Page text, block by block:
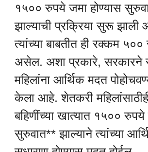
१५०० रुपये जमा होण्यास
झाल्याची प्रक्रिया सुरू झाली
त्यांच्या बाबतीत ही रक्कम
असेल. अशा प्रकारे, सरकारने
महिलांना आर्थिक मदत
केला आहे. शेतकरी
बहिणींच्या खात्यात १५०० रुपये
सुरुवात** झाल्याने त्यांच्या